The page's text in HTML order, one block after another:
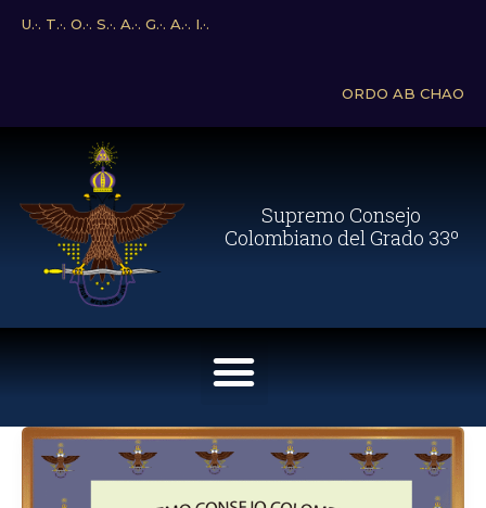
U.·. T.·. O.·. S.·. A.·. G.·. A.·. I.·.
ORDO AB CHAO
Supremo Consejo
Colombiano del Grado 33º
Menu